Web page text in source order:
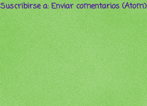
Suscribirse a:Enviar comentarios (Atom)